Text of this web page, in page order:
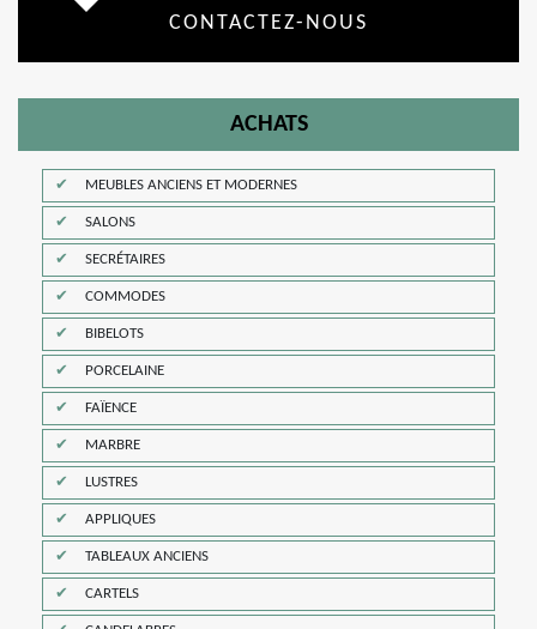
CONTACTEZ-NOUS
ACHATS
MEUBLES ANCIENS ET MODERNES
SALONS
SECRÉTAIRES
COMMODES
BIBELOTS
PORCELAINE
FAÏENCE
MARBRE
LUSTRES
APPLIQUES
TABLEAUX ANCIENS
CARTELS